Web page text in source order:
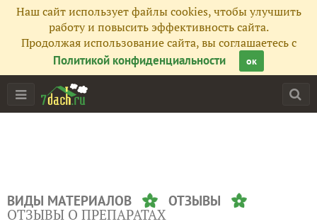
Наш сайт использует файлы cookies, чтобы улучшить
работу и повысить эффективность сайта.
Продолжая использование сайта, вы соглашаетесь с
Политикой конфиденциальности
ок
ВИДЫ МАТЕРИАЛОВ ОТЗЫВЫ
ОТЗЫВЫ О ПРЕПАРАТАХ